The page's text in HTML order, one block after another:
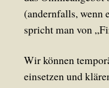
(andernfalls, wenn
spricht man von
Wir können
einsetzen und